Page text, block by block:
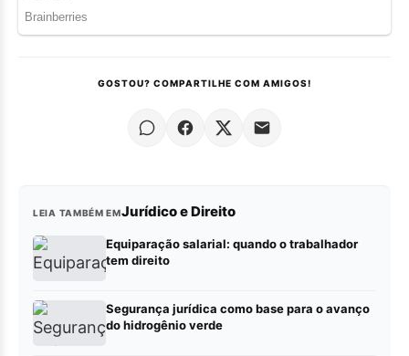
GOSTOU? COMPARTILHE COM AMIGOS!
LEIA TAMBÉM EMJurídico e Direito
Equiparação salarial: quando o trabalhador
tem direito
Segurança jurídica como base para o avanço
do hidrogênio verde